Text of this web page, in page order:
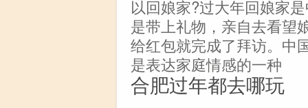
以回娘家?过大年回娘家
是带上礼物，亲自去看望
给红包就完成了拜访。中
是表达家庭情感的一种
合肥过年都去哪玩